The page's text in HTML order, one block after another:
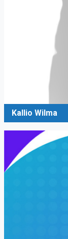
Kallio Wilma